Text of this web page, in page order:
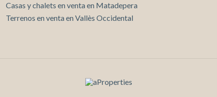
Casas y chalets en venta en Matadepera
Terrenos en venta en Vallès Occidental